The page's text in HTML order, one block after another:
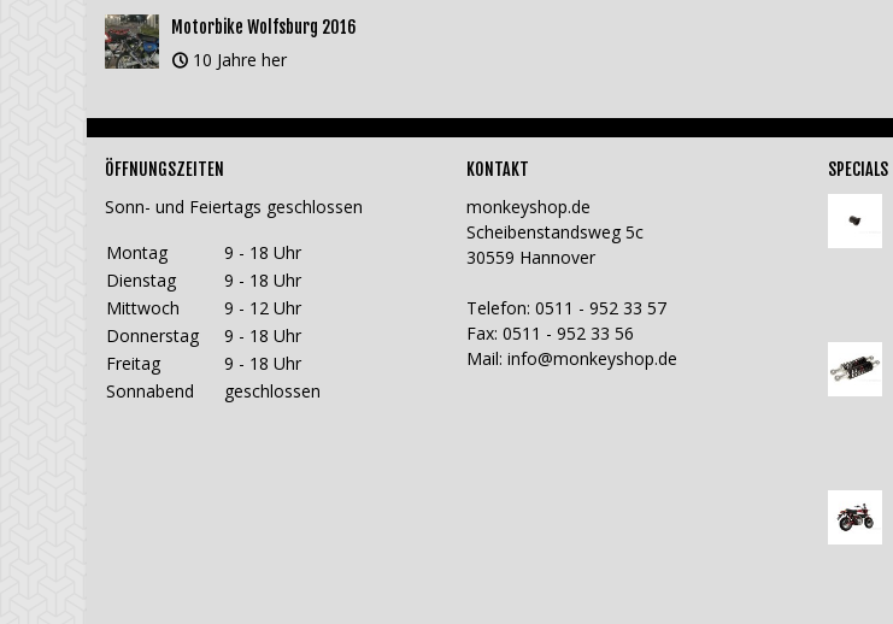
Motorbike Wolfsburg 2016
10 Jahre her
ÖFFNUNGSZEITEN
Sonn- und Feiertags geschlossen
Montag
9 - 18 Uhr
Dienstag
9 - 18 Uhr
Mittwoch
9 - 12 Uhr
Donnerstag
9 - 18 Uhr
Freitag
9 - 18 Uhr
Sonnabend
geschlossen
KONTAKT
monkeyshop.de
Scheibenstandsweg 5c
30559 Hannover
Telefon: 0511 - 952 33 57
Fax: 0511 - 952 33 56
Mail: info@monkeyshop.de
SPECIALS